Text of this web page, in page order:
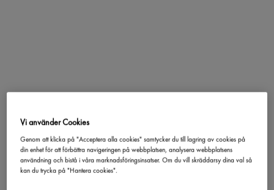
349,16 kr/låda
Inkl. moms
Vi använder Cookies
Genom att klicka på "Acceptera alla cookies" samtycker du till lagring av cookies på
din enhet för att förbättra navigeringen på webbplatsen, analysera webbplatsens
användning och bistå i våra marknadsföringsinsatser. Om du vill skräddarsy dina val så
kan du trycka på "Hantera cookies".